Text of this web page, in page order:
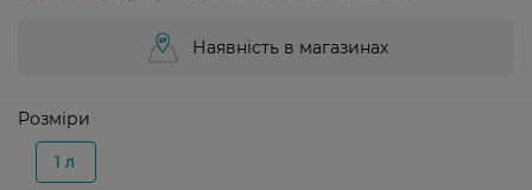
Наявність в магазинах
Розміри
1 л